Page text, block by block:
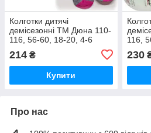
Колготки дитячі
демісезонні ТМ Дюна 110-
116, 56-60, 18-20, 4-6
років / 4395-1945-сірий /
колготи Duna весна-осінь
214 ₴
Купити
116,
230
Про нас